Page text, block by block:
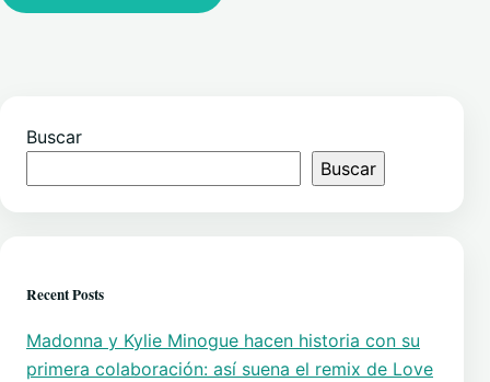
Buscar
Buscar
Recent Posts
Madonna y Kylie Minogue hacen historia con su
primera colaboración: así suena el remix de Love